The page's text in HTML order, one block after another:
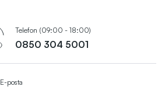
Telefon (09:00 - 18:00)
0850 304 5001
E-posta